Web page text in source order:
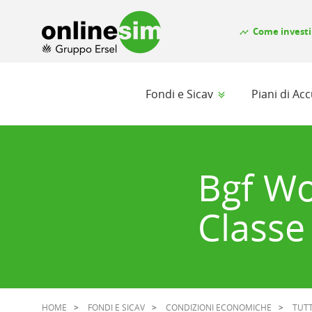
timeline Come
Fondi e Sicav Piani di
Bgf
HOME FONDI E SICAV CONDIZIONI ECONOMICHE